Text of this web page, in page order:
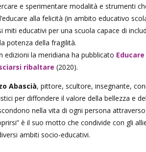
e sperimentare modalità e strumenti
alla felicità (in ambito educativo
miti educativi per una scuola capace di
potenza della fragilità.
edizioni la meridiana ha pubblicato
ribaltare (2020).
Abascià, pittore, scultore, insegnante,
per diffondere il valore della bellezza e
nella vita di ogni persona
è il suo motto che condivide con gli
ambiti socio-educativi.